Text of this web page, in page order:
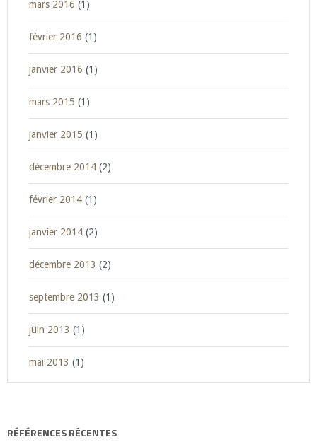
mars 2016 (1)
février 2016 (1)
janvier 2016 (1)
mars 2015 (1)
janvier 2015 (1)
décembre 2014 (2)
février 2014 (1)
janvier 2014 (2)
décembre 2013 (2)
septembre 2013 (1)
juin 2013 (1)
mai 2013 (1)
RÉFÉRENCES RÉCENTES